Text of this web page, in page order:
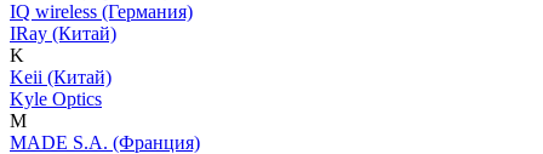
IQ wireless (Германия)
IRay (Китай)
K
Keii (Китай)
Kyle Optics
M
MADE S.A. (Франция)